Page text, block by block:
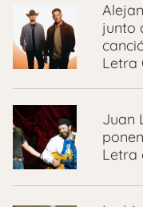
junto
Letra
Juan
Letra